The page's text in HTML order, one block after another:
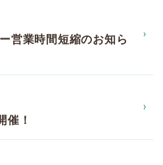
営業時間短縮のお知ら
催！